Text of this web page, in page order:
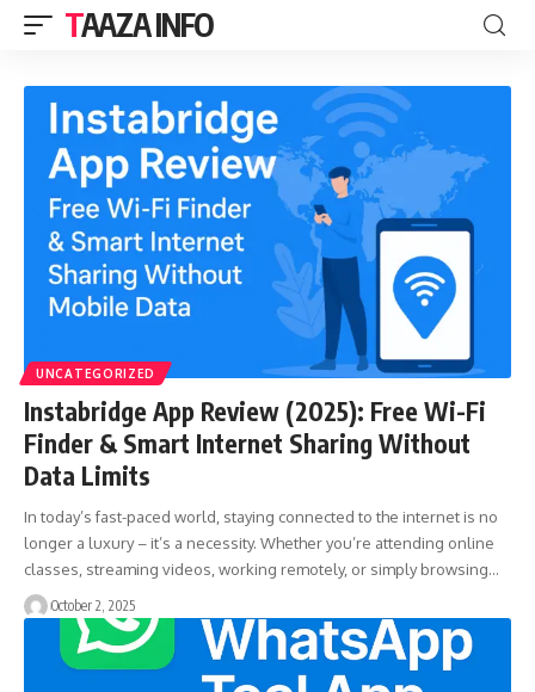
TAAZA INFO
UNCATEGORIZED
Instabridge App Review (2025): Free Wi-Fi
Finder & Smart Internet Sharing Without
Data Limits
In today’s fast-paced world, staying connected to the internet is no
longer a luxury – it’s a necessity. Whether you’re attending online
classes, streaming videos, working remotely, or simply browsing…
October 2, 2025